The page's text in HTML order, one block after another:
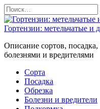
Перейти
к
содержанию
Search
for:
Гортензии: метельчатые и
Описание сортов,
болезнями и вредителями
Сорта
Посадка
Обрезка
Болезни и вредители